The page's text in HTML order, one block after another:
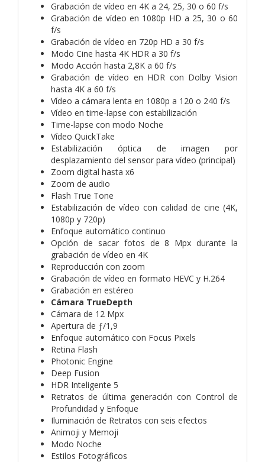
Grabación de vídeo en 4K a 24, 25, 30 o 60 f/s
Grabación de vídeo en 1080p HD a 25, 30 o 60
f/s
Grabación de vídeo en 720p HD a 30 f/s
Modo Cine hasta 4K HDR a 30 f/s
Modo Acción hasta 2,8K a 60 f/s
Grabación de vídeo en HDR con Dolby Vision
hasta 4K a 60 f/s
Vídeo a cámara lenta en 1080p a 120 o 240 f/s
Vídeo en time‑lapse con estabili­zación
Time-lapse con modo Noche
Vídeo QuickTake
Estabilización óptica de imagen por
desplazamiento del sensor para vídeo (principal)
Zoom digital hasta x6
Zoom de audio
Flash True Tone
Estabilización de vídeo con calidad de cine (4K,
1080p y 720p)
Enfoque automático continuo
Opción de sacar fotos de 8 Mpx durante la
grabación de vídeo en 4K
Reproducción con zoom
Grabación de vídeo en formato HEVC y H.264
Grabación en estéreo
Cámara TrueDepth
Cámara de 12 Mpx
Apertura de ƒ/1,9
Enfoque automático con Focus Pixels
Retina Flash
Photonic Engine
Deep Fusion
HDR Inteligente 5
Retratos de última generación con Control de
Profundidad y Enfoque
Iluminación de Retratos con seis efectos
Animoji y Memoji
Modo Noche
Estilos Fotográficos